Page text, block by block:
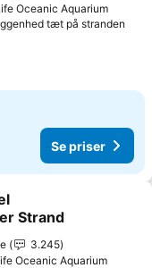
Oceanic Aquarium
tæt på stranden
Se priser
Strand
3.245
Oceanic Aquarium